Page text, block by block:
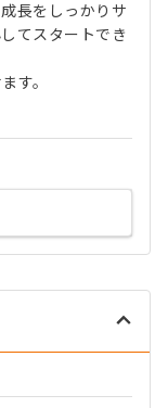
長をしっかりサ
てスタートでき
す。